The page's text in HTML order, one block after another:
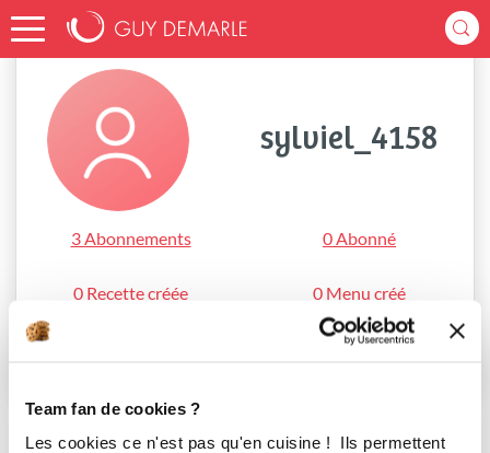
Team fan de cookies ?
Les cookies ce n'est pas qu'en cuisine ! Ils permettent
Accueil sylviel_4158
sylviel_4158
3 Abonnements 0 Abonné
0 Recette créée 0 Menu créé